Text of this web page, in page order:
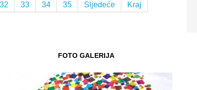
32 33 34 35 Sljedeće Kraj
FOTO GALERIJA